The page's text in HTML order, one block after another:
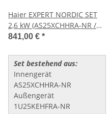
Haier EXPERT NORDIC SET
2,6 kW (AS25XCHHRA-NR /
1U25KEHFRA-NR)
841,00 € *
Set bestehend aus:
Innengerät
AS25XCHHRA-NR
Außengerät
1U25KEHFRA-NR